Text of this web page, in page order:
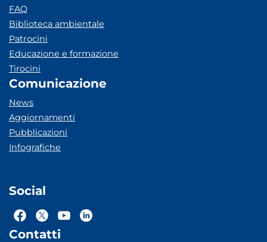
FAQ
Biblioteca ambientale
Patrocini
Educazione e formazione
Tirocini
Comunicazione
News
Aggiornamenti
Pubblicazioni
Infografiche
Social
Contatti